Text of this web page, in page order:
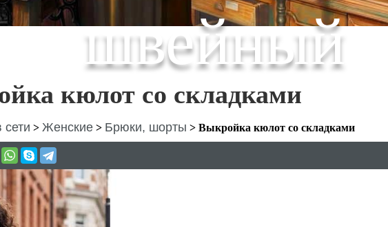
швейный
кюлот со складками
сети > Женские > Брюки, шорты > Выкройка кюлот со складками